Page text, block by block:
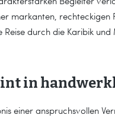
markanten,
durch die Karibik
in
einer anspruchsvollen